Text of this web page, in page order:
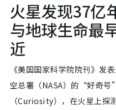
火星发现37亿
与地球生命最
近
《美国国家科学院院刊》发
空总署（NASA）的“好奇号
（Curiosity），在火星上探